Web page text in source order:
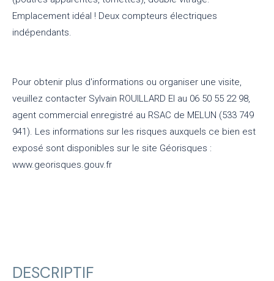
Emplacement idéal ! Deux compteurs électriques
indépendants.
Pour obtenir plus d'informations ou organiser une visite,
veuillez contacter Sylvain ROUILLARD EI au 06 50 55 22 98,
agent commercial enregistré au RSAC de MELUN (533 749
941). Les informations sur les risques auxquels ce bien est
exposé sont disponibles sur le site Géorisques :
www.georisques.gouv.fr
DESCRIPTIF